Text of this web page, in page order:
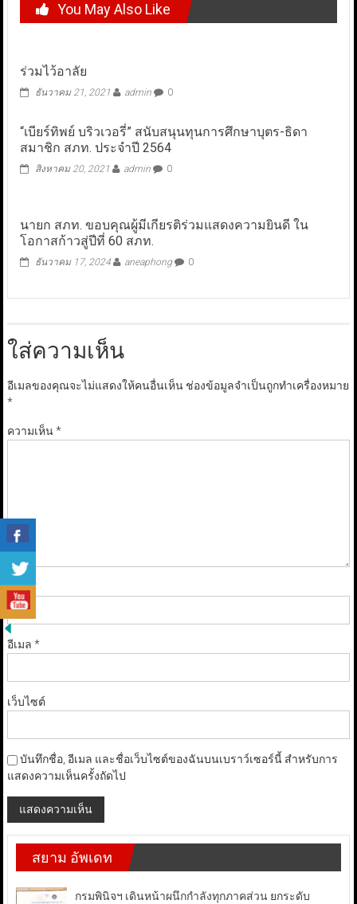
You May Also Like
ร่วมไว้อาลัย
ธันวาคม 21, 2021 admin 0
“เบียร์ทิพย์ บริวเวอรี่” สนับสนุนทุนการศึกษาบุตร-ธิดา
สมาชิก สภท. ประจำปี 2564
สิงหาคม 20, 2021 admin 0
นายก สภท. ขอบคุณผู้มีเกียรติร่วมแสดงความยินดี ใน
โอกาสก้าวสู่ปีที่ 60 สภท.
ธันวาคม 17, 2024 aneaphong 0
ใส่ความเห็น
อีเมลของคุณจะไม่แสดงให้คนอื่นเห็น ช่องข้อมูลจำเป็นถูกทำเครื่องหมาย
*
ความเห็น*
ชื่อ*
อีเมล *
เว็บไซต์
บันทึกชื่อ, อีเมล และชื่อเว็บไซต์ของฉันบนเบราว์เซอร์นี้ สำหรับการ
แสดงความเห็นครั้งถัดไป
สยาม อัพเดท
กรมพินิจฯ เดินหน้าผนึกกำลังทุกภาคส่วน ยกระดับ